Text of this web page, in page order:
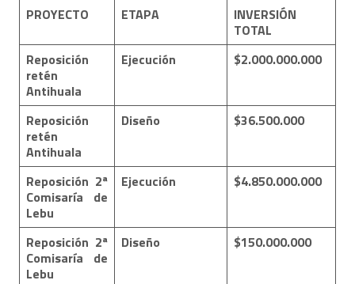
PROYECTO ETAPA
INVERSIÓN
TOTAL
Reposición
retén
Antihuala
Ejecución $2.000.000.000
Reposición
retén
Antihuala
Diseño $36.500.000
Reposición 2ª
Comisaría de
Lebu
Ejecución $4.850.000.000
Reposición 2ª
Comisaría de
Lebu
Diseño $150.000.000